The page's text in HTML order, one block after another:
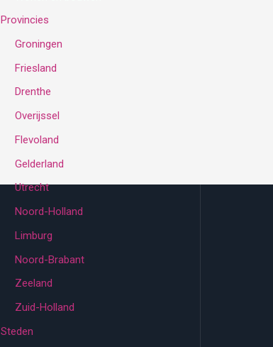
Provincies
Groningen
Friesland
Drenthe
Overijssel
Flevoland
Gelderland
Utrecht
Noord-Holland
Limburg
Noord-Brabant
Zeeland
Zuid-Holland
Steden